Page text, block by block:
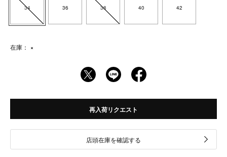
34 36 38 40 42
在庫： ×
再入荷リクエスト
店頭在庫を確認する